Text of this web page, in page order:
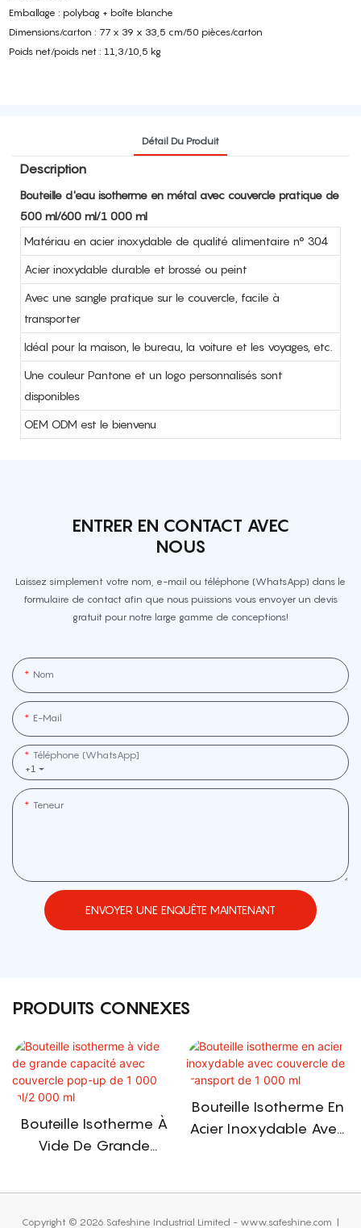
Emballage : polybag + boîte blanche
Dimensions/carton : 77 x 39 x 33,5 cm/50 pièces/carton
Poids net/poids net : 11,3/10,5 kg
Détail Du Produit
Description
Bouteille d'eau isotherme en métal avec couvercle pratique de
500 ml/600 ml/1 000 ml
Matériau en acier inoxydable de qualité alimentaire n° 304
Acier inoxydable durable et brossé ou peint
Avec une sangle pratique sur le couvercle, facile à
transporter
Idéal pour la maison, le bureau, la voiture et les voyages, etc.
Une couleur Pantone et un logo personnalisés sont
disponibles
OEM ODM est le bienvenu
ENTRER EN CONTACT AVEC
NOUS
Laissez simplement votre nom, e-mail ou téléphone (WhatsApp) dans le
formulaire de contact afin que nous puissions vous envoyer un devis
gratuit pour notre large gamme de conceptions!
Nom
E-Mail
+1
Téléphone (WhatsApp]
Teneur
ENVOYER UNE ENQUÊTE MAINTENANT
PRODUITS CONNEXES
Bouteille Isotherme À
Vide De Grande
Couvercle Pop-Up De
Bouteille Isotherme En
Acier Inoxydable Avec
Copyright © 2026 Safeshine Industrial Limited - www.safeshine.com |